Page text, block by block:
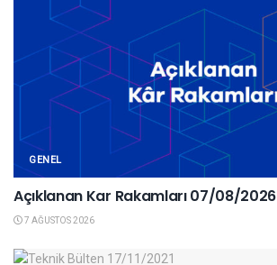
GENEL
Açıklanan Kar Rakamları 07/08/2026
7 AĞUSTOS 2026